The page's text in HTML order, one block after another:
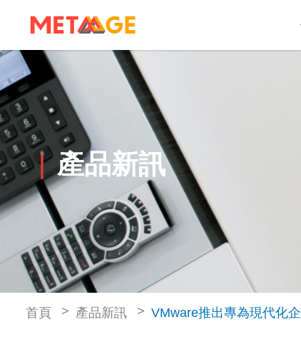
產品新訊
首頁 產品新訊 VMware推出專為現代化